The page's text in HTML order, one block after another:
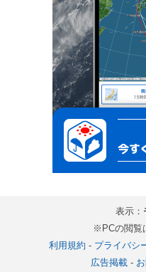
表示：
※PCの閲覧
利用規約 - プライバシ
広告掲載-